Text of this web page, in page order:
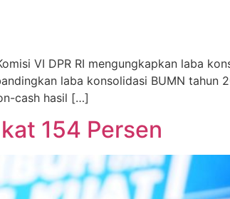
VI DPR RI mengungkapkan laba
laba konsolidasi BUMN tahun
cash hasil […]
154 Persen